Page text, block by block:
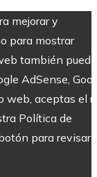
mejorar y
para mostrar
también puede
AdSense,
web, aceptas el
Política de
para revisar